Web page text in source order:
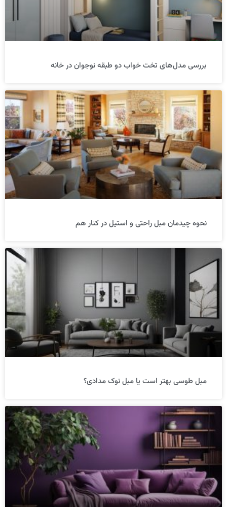
بررسی مدل‌های تخت خواب دو طبقه نوجوان در خانه
نحوه چیدمان مبل راحتی و استیل در کنار هم
مبل طوسی بهتر است یا مبل نوک مدادی؟